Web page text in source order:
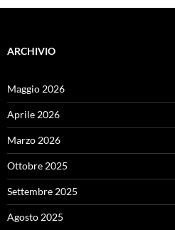
ARCHIVIO
Maggio 2026
Aprile 2026
Marzo 2026
Ottobre 2025
Settembre 2025
Agosto 2025